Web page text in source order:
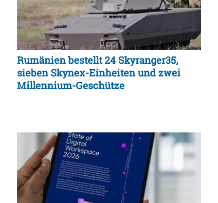
Rumänien bestellt 24 Skyranger35,
sieben Skynex-Einheiten und zwei
Millennium-Geschütze